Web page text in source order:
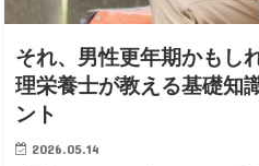
それ、男性更年期かもし
理栄養士が教える基礎知
ント
2026.05.14